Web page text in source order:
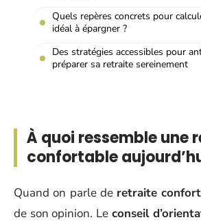
Quels repères concrets pour
idéal à épargner ?
Des stratégies accessibles pour
préparer sa retraite sereinement
À quoi ressemble une
confortable
Quand on parle de retraite
de son opinion. Le conseil